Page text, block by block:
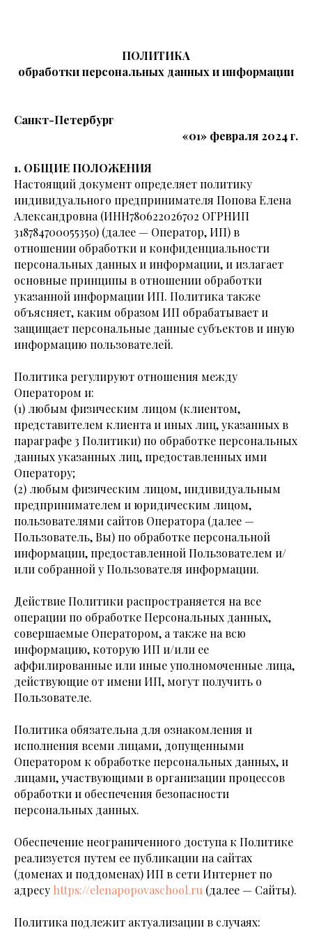
ПОЛИТИКА
обработки персональных данных и информации
Санкт-Петербург
«01» февраля 2024 г.
1. ОБЩИЕ ПОЛОЖЕНИЯ
Настоящий документ определяет политику
индивидуального предпринимателя Попова Елена
Александровна (ИНН780622026702 ОГРНИП
318784700055350) (далее — Оператор, ИП) в
отношении обработки и конфиденциальности
персональных данных и информации, и излагает
основные принципы в отношении обработки
указанной информации ИП. Политика также
объясняет, каким образом ИП обрабатывает и
защищает персональные данные субъектов и иную
информацию пользователей.
Политика регулируют отношения между
Оператором и:
(1) любым физическим лицом (клиентом,
представителем клиента и иных лиц, указанных в
параграфе 3 Политики) по обработке персональных
данных указанных лиц, предоставленных ими
Оператору;
(2) любым физическим лицом, индивидуальным
предпринимателем и юридическим лицом,
пользователями сайтов Оператора (далее —
Пользователь, Вы) по обработке персональной
информации, предоставленной Пользователем и/
или собранной у Пользователя информации.
Действие Политики распространяется на все
операции по обработке Персональных данных,
совершаемые Оператором, а также на всю
информацию, которую ИП и/или ее
аффилированные или иные уполномоченные лица,
действующие от имени ИП, могут получить о
Пользователе.
Политика обязательна для ознакомления и
исполнения всеми лицами, допущенными
Оператором к обработке персональных данных, и
лицами, участвующими в организации процессов
обработки и обеспечения безопасности
персональных данных.
Обеспечение неограниченного доступа к Политике
реализуется путем ее публикации на сайтах
(доменах и поддоменах) ИП в сети Интернет по
адресу https://elenapopovaschool.ru (далее — Сайты).
Политика подлежит актуализации в случаях: